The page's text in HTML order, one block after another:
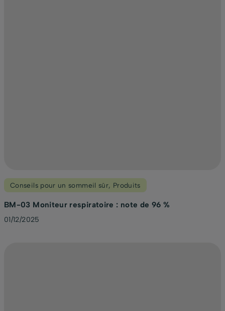
Conseils pour un sommeil sûr, Produits
BM-03 Moniteur respiratoire : note de 96 %
01/12/2025